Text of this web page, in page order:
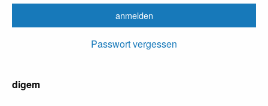
Passwort vergessen
digem